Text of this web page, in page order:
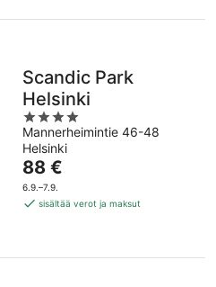
Scandic Park
Helsinki
4
out
of
5
Mannerheimintie 46-48
Helsinki
Hinta
on
88 €
88 €
6.9.–7.9.
sisältää verot ja maksut